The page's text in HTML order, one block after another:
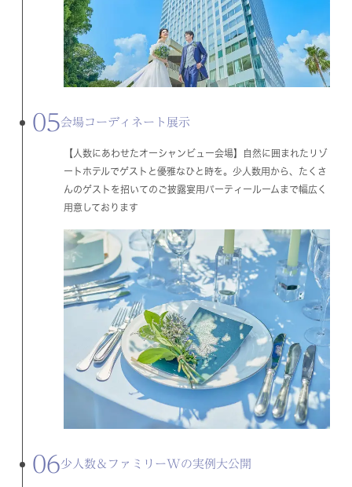
05会場コーディネート展示
【人数にあわせたオーシャンビュー会場】自然に囲まれたリゾ
ートホテルでゲストと優雅なひと時を。少人数用から、たくさ
んのゲストを招いてのご披露宴用パーティールームまで幅広く
用意しております
06少人数＆ファミリーWの実例大公開